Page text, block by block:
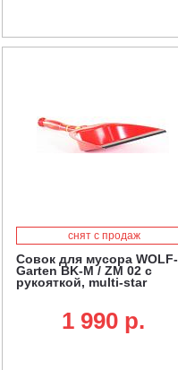
снят с продаж
Совок для мусора WOLF-
Garten BK-M / ZM 02 с
рукояткой, multi-star
1 990 p.